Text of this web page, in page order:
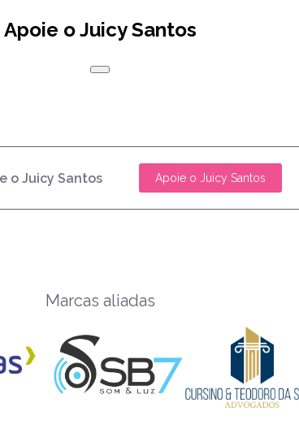
Apoie o Juicy Santos
o Juicy Santos Apoie o Juicy Santos
Marcas aliadas